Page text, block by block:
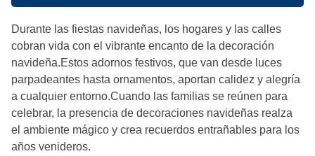
Durante las fiestas navideñas, los hogares y las calles
cobran vida con el vibrante encanto de la decoración
navideña.Estos adornos festivos, que van desde luces
parpadeantes hasta ornamentos, aportan calidez y alegría
a cualquier entorno.Cuando las familias se reúnen para
celebrar, la presencia de decoraciones navideñas realza
el ambiente mágico y crea recuerdos entrañables para los
años venideros.